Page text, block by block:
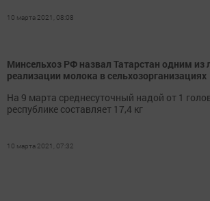
10 марта 2021, 08:08
Минсельхоз РФ назвал Татарстан одним из
реализации молока в сельхозорганизациях
На 9 марта среднесуточный надой от 1
республике составляет 17,4 кг
10 марта 2021, 07:32